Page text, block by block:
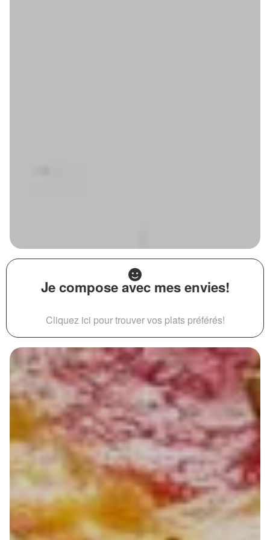
Je compose avec mes envies!
Cliquez ici pour trouver vos plats préférés!